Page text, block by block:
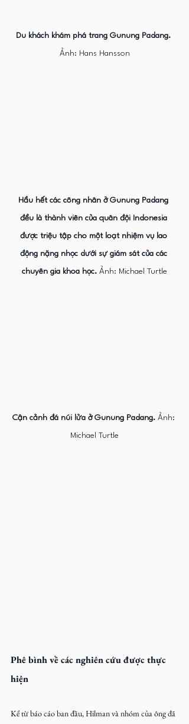
Du khách khám phá trang Gunung Padang.
Ảnh: Hans Hansson
Hầu hết các công nhân ở Gunung Padang
đều là thành viên của quân đội Indonesia
được triệu tập cho một loạt nhiệm vụ lao
động nặng nhọc dưới sự giám sát của các
chuyên gia khoa học. Ảnh: Michael Turtle
Cận cảnh đá núi lửa ở Gunung Padang. Ảnh:
Michael Turtle
Phê bình về các nghiên cứu được thực
hiện
Kể từ báo cáo ban đầu, Hilman và nhóm của ông đã